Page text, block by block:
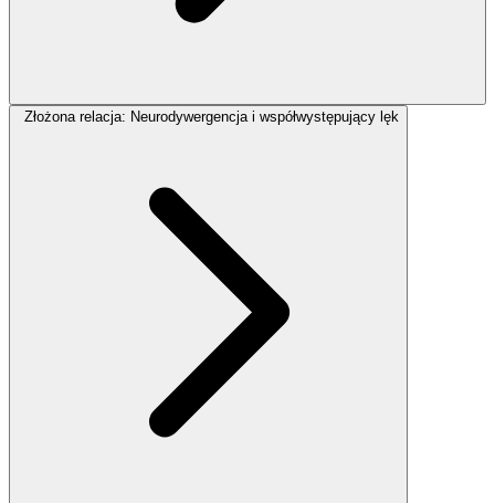
Złożona relacja: Neurodywergencja i współwystępujący lęk